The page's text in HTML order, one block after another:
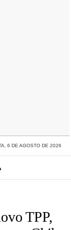
6 DE AGOSTO DE 2026
TPP,